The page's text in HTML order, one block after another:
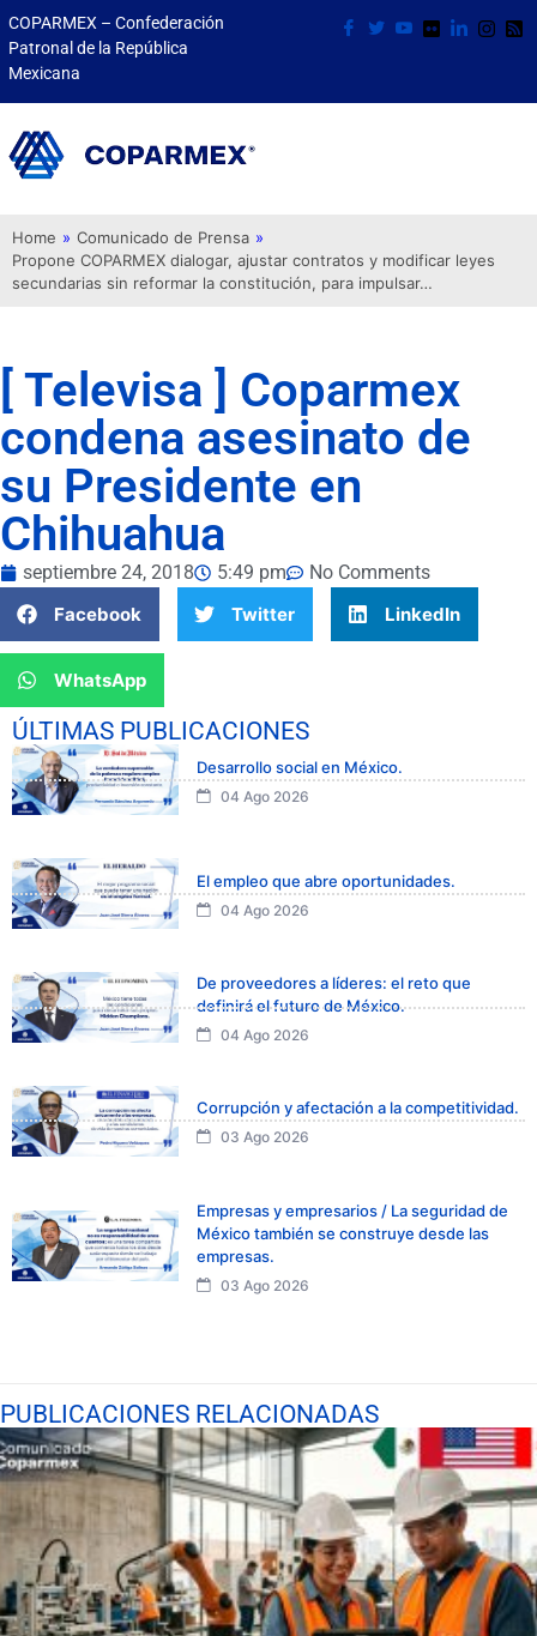
COPARMEX – Confederación
Patronal de la República
Mexicana
Home » Comunicado de Prensa »
Propone COPARMEX dialogar, ajustar contratos y modificar leyes
secundarias sin reformar la constitución, para impulsar…
[ Televisa ] Coparmex
condena asesinato de
su Presidente en
Chihuahua
septiembre 24, 2018 5:49 pm
No Comments
Facebook
Twitter LinkedIn
WhatsApp
ÚLTIMAS PUBLICACIONES
Desarrollo social en México.
04 Ago 2026
El empleo que abre oportunidades.
04 Ago 2026
De proveedores a líderes: el reto que
definirá el futuro de México.
04 Ago 2026
Corrupción y afectación a la competitividad.
03 Ago 2026
Empresas y empresarios / La seguridad de
México también se construye desde las
empresas.
03 Ago 2026
PUBLICACIONES RELACIONADAS